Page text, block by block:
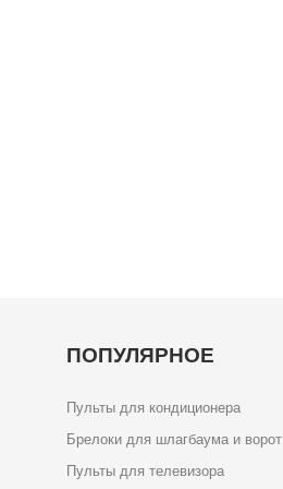
ПОПУЛЯРНОЕ
Пульты для кондиционера
Брелоки для шлагбаума и ворот
Пульты для телевизора